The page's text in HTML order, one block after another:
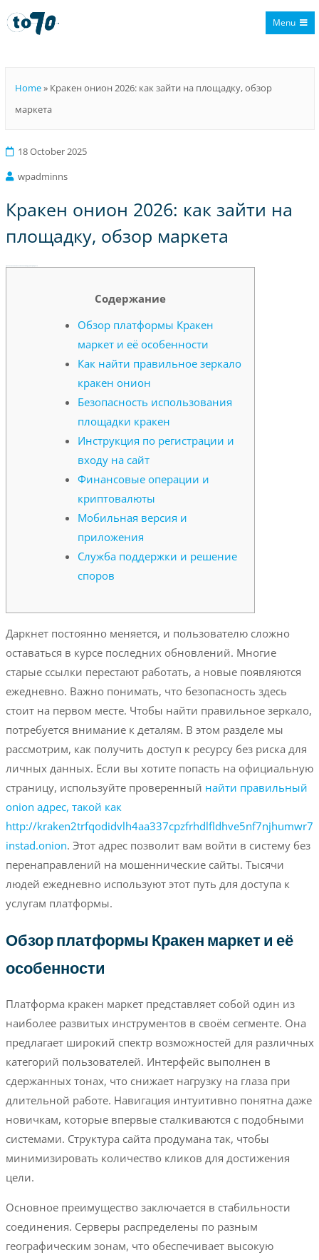
Menu
Home» Кракен онион 2026: как зайти на площадку, обзор
маркета
18 October 2025
wpadminns
Кракен онион 2026: как зайти на
площадку, обзор маркета
Содержание
Обзор платформы Кракен
маркет и её особенности
Как найти правильное зеркало
кракен онион
Безопасность использования
площадки кракен
Инструкция по регистрации и
входу на сайт
Финансовые операции и
криптовалюты
Мобильная версия и
приложения
Служба поддержки и решение
споров
Даркнет постоянно меняется, и пользователю сложно
оставаться в курсе последних обновлений. Многие
старые ссылки перестают работать, а новые появляются
ежедневно. Важно понимать, что безопасность здесь
стоит на первом месте. Чтобы найти правильное зеркало,
потребуется внимание к деталям. В этом разделе мы
рассмотрим, как получить доступ к ресурсу без риска для
личных данных. Если вы хотите попасть на официальную
страницу, используйте проверенный найти правильный
onion адрес, такой как
http://kraken2trfqodidvlh4aa337cpzfrhdlfldhve5nf7njhumwr7
instad.onion. Этот адрес позволит вам войти в систему без
перенаправлений на мошеннические сайты. Тысячи
людей ежедневно используют этот путь для доступа к
услугам платформы.
Обзор платформы Кракен маркет и её
особенности
Платформа кракен маркет представляет собой один из
наиболее развитых инструментов в своём сегменте. Она
предлагает широкий спектр возможностей для различных
категорий пользователей. Интерфейс выполнен в
сдержанных тонах, что снижает нагрузку на глаза при
длительной работе. Навигация интуитивно понятна даже
новичкам, которые впервые сталкиваются с подобными
системами. Структура сайта продумана так, чтобы
минимизировать количество кликов для достижения
цели.
Основное преимущество заключается в стабильности
соединения. Серверы распределены по разным
географическим зонам, что обеспечивает высокую